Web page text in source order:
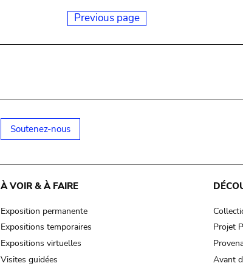
Previous page
Soutenez-nous
À VOIR & À FAIRE
Exposition permanente
Expositions temporaires
Expositions virtuelles
Visites guidées
Projet
Avant